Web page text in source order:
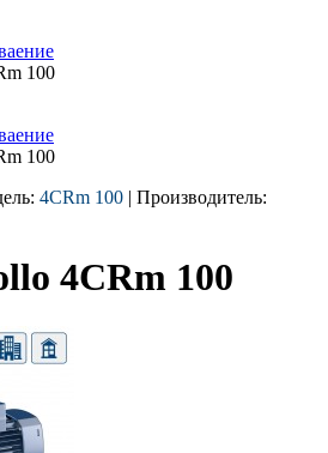
100
100
4CRm 100 | Производитель:
4CRm 100